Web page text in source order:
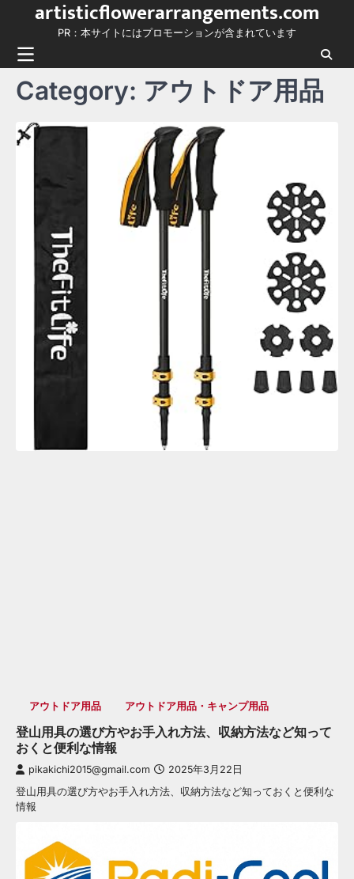
content
artisticflowerarrangements.com
PR：本サイトにはプロモーションが含まれています
Category: アウトドア用品
アウトドア用品 アウトドア用品・キャンプ用品
登山用具の選び方やお手入れ方法、収納方法など知って
おくと便利な情報
pikakichi2015@gmail.com 2025年3月22日
登山用具の選び方やお手入れ方法、収納方法など知っておくと便利な
情報